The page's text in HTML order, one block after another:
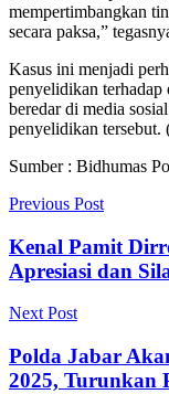
mempertimbangkan
secara paksa,”
Kasus ini menjadi
penyelidikan terhadap
beredar di media
penyelidikan tersebut.
Sumber : Bidhumas
Previous Post
Kenal Pamit
Apresiasi dan
Next Post
Polda Jabar
2025, Turunkan